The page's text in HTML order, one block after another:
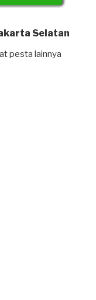
Selatan
pesta lainnya